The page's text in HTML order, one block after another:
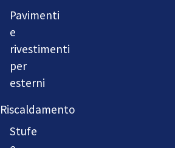
Pavimenti
e
rivestimenti
per
esterni
Riscaldamento
Stufe